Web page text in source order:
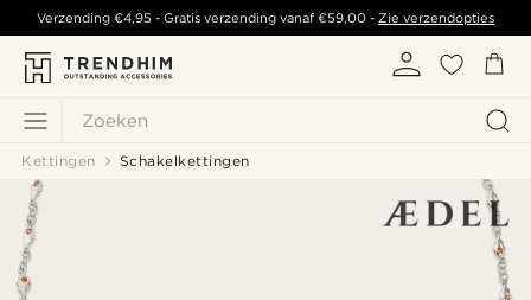
Zoeken
Verzending €4,95 - Gratis verzending vanaf€59,00 -Zie verzendopties
Kettingen Schakelkettingen